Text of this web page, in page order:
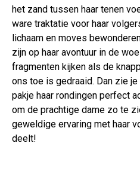
het zand tussen haar tenen
ware traktatie voor haar
lichaam en moves
zijn op haar avontuur in de
fragmenten kijken als de
ons toe is gedraaid. Dan zie
pakje haar rondingen perfect
om de prachtige dame zo te
geweldige ervaring met haar
deelt!